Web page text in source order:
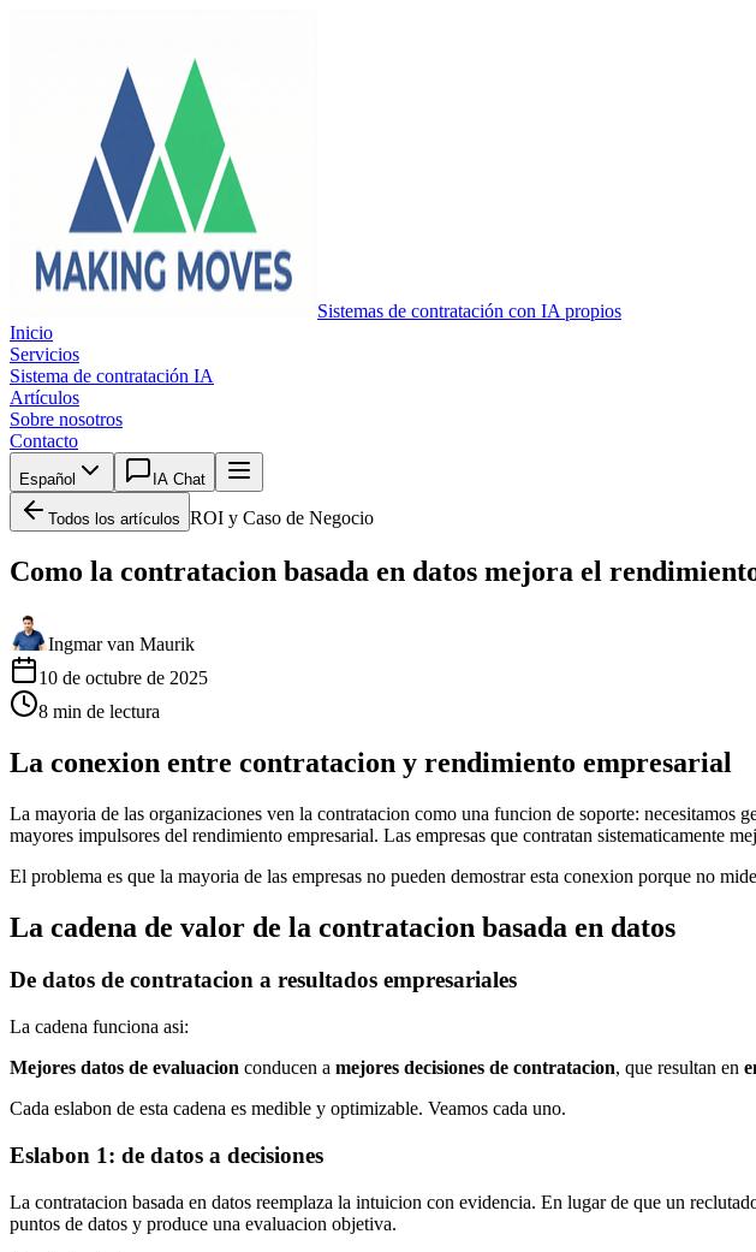
Sistemas de contratación con IA propios
Inicio
Servicios
Sistema de contratación IA
Artículos
Sobre nosotros
Contacto
Español IA Chat
Todos los artículos ROI y Caso de Negocio
Como la contratacion basada en datos mejora el
Ingmar van Maurik
10 de octubre de 2025
8 min de lectura
La conexion entre contratacion y rendimiento empresarial
La mayoria de las organizaciones ven la contratacion como una funcion de soporte:
mayores impulsores del rendimiento empresarial. Las empresas que contratan sistematicamente
El problema es que la mayoria de las empresas no pueden demostrar esta conexion porque no
La cadena de valor de la contratacion basada en datos
De datos de contratacion a resultados empresariales
La cadena funciona asi:
Mejores datos de evaluacion conducen a mejores decisiones de contratacion, que resultan en
Cada eslabon de esta cadena es medible y optimizable. Veamos cada uno.
Eslabon 1: de datos a decisiones
La contratacion basada en datos reemplaza la intuicion con evidencia. En lugar de que un
puntos de datos y produce una evaluacion objetiva.